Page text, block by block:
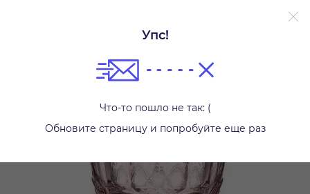
Упс!
Что-то пошло не так: (
Обновите страницу и попробуйте еще раз